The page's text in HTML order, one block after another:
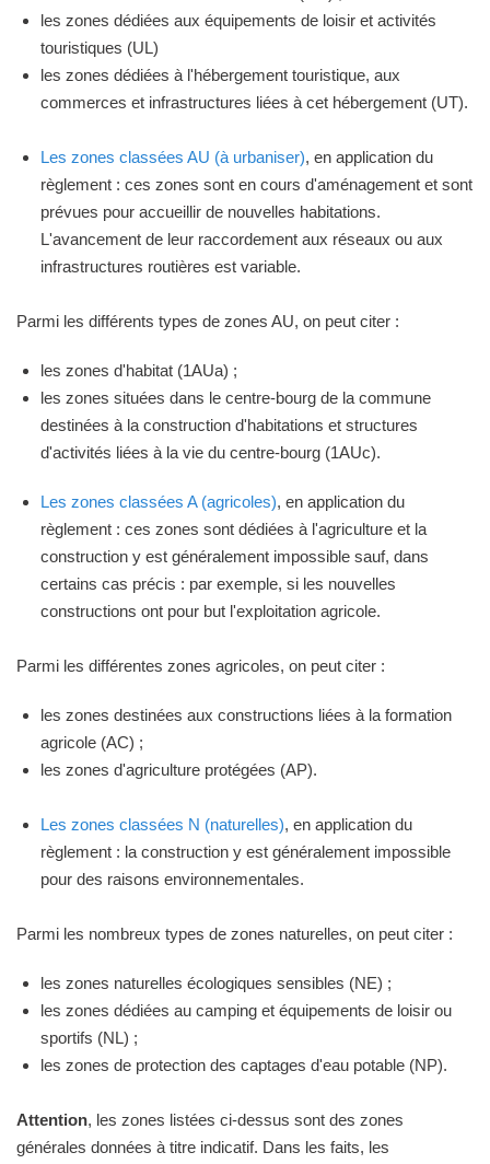
les zones dédiées aux équipements de loisir et activités
touristiques (UL)
les zones dédiées à l'hébergement touristique, aux
commerces et infrastructures liées à cet hébergement (UT).
Les zones classées AU (à urbaniser), en application du
règlement : ces zones sont en cours d'aménagement et sont
prévues pour accueillir de nouvelles habitations.
L'avancement de leur raccordement aux réseaux ou aux
infrastructures routières est variable.
Parmi les différents types de zones AU, on peut citer :
les zones d'habitat (1AUa) ;
les zones situées dans le centre-bourg de la commune
destinées à la construction d'habitations et structures
d'activités liées à la vie du centre-bourg (1AUc).
Les zones classées A (agricoles), en application du
règlement : ces zones sont dédiées à l'agriculture et la
construction y est généralement impossible sauf, dans
certains cas précis : par exemple, si les nouvelles
constructions ont pour but l'exploitation agricole.
Parmi les différentes zones agricoles, on peut citer :
les zones destinées aux constructions liées à la formation
agricole (AC) ;
les zones d'agriculture protégées (AP).
Les zones classées N (naturelles), en application du
règlement : la construction y est généralement impossible
pour des raisons environnementales.
Parmi les nombreux types de zones naturelles, on peut citer :
les zones naturelles écologiques sensibles (NE) ;
les zones dédiées au camping et équipements de loisir ou
sportifs (NL) ;
les zones de protection des captages d'eau potable (NP).
Attention, les zones listées ci-dessus sont des zones
générales données à titre indicatif. Dans les faits, les